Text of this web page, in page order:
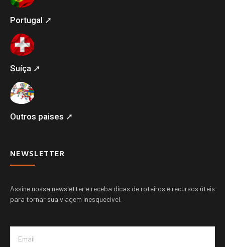
Portugal ➚
Suíça ➚
Outros paises ➚
NEWSLETTER
Assine nossa newsletter e receba dicas de roteiros e recursos úteis
para tornar sua viagem inesquecível.